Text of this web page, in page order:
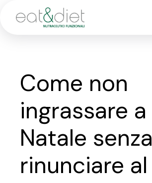
Come non
ingrassare a
Natale senza
rinunciare al